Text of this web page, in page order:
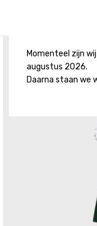
Momenteel zijn
augustus 2026.
Daarna staan we